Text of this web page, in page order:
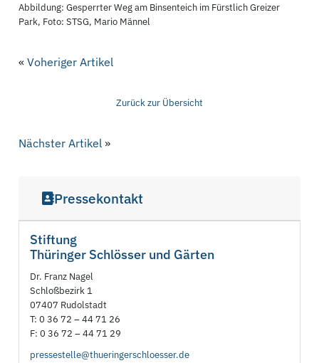
Abbildung: Gesperrter Weg am Binsenteich im Fürstlich Greizer
Park, Foto: STSG, Mario Männel
«Voheriger Artikel
Zurück zur Übersicht
Nächster Artikel »
Pressekontakt
Stiftung
Thüringer Schlösser und Gärten
Dr. Franz Nagel
Schloßbezirk 1
07407 Rudolstadt
T: 0 36 72 – 44 71 26
F: 0 36 72 – 44 71 29
pressestelle@thueringerschloesser.de